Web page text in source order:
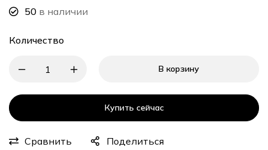
50 в наличии
Количество
В корзину
Купить сейчас
Сравнить Поделиться